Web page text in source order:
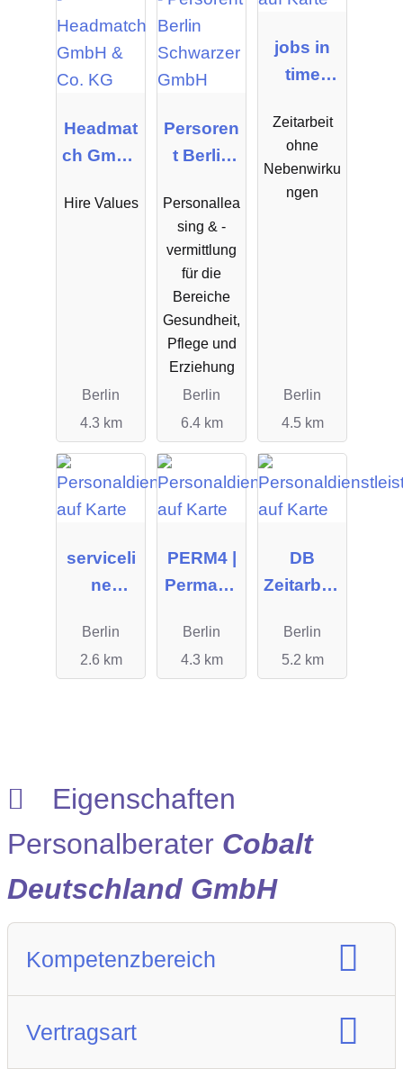
Headmat
ch GmbH
Hire Values
Berlin
4.3 km
Persoren
t Berlin
er GmbH
Personallea
sing & -
vermittlung
für die
Bereiche
Gesundheit,
Pflege und
Erziehung
Berlin
6.4 km
jobs in
time
GmbH
Zeitarbeit
ohne
Nebenwirku
ngen
Berlin
4.5 km
serviceli
ne
ngs
GmbH
Berlin
2.6 km
PERM4 |
Permane
Recruitin
g GmbH
Berlin
4.3 km
DB
Zeitarbeit
Berlin
5.2 km
Eigenschaften
Personalberater Cobalt
Deutschland GmbH
Kompetenzbereich
Finance
Kaufmännische Position
Vertragsart